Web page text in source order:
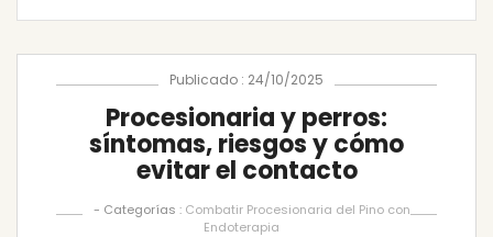
Publicado : 24/10/2025
Procesionaria y perros:
síntomas, riesgos y cómo
evitar el contacto
- Categorías : Combatir Procesionaria del Pino con
Endoterapia